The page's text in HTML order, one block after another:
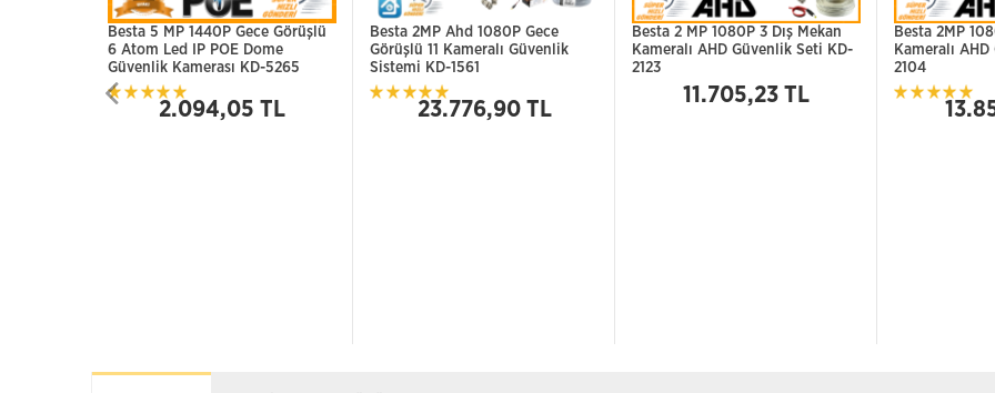
Besta 5 MP 1440P Gece Görüşlü
6 Atom Led IP POE Dome
Güvenlik Kamerası KD-5265
2.094,05 TL
Besta 2MP Ahd 1080P Gece
Görüşlü 11 Kameralı Güvenlik
Sistemi KD-1561
23.776,90 TL
Besta 2 MP 1080P 3 Dış Mekan
Kameralı AHD Güvenlik Seti KD-
2123
11.705,23 TL
Besta 2MP
Kameralı
2104